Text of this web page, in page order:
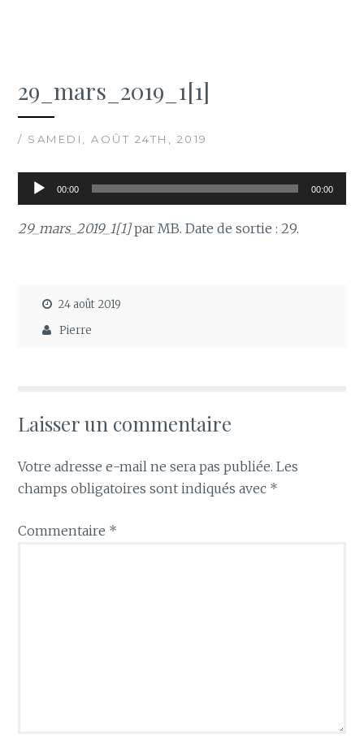
29_mars_2019_1[1]
/ SAMEDI, AOÛT 24TH, 2019
Lecteur
audio
00:00 00:00
29_mars_2019_1[1]par MB. Date de sortie : 29.
24 août 2019
Pierre
Laisser un commentaire
Votre adresse e-mail ne sera pas publiée. Les
champs obligatoires sont indiqués avec *
Commentaire *